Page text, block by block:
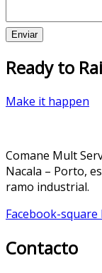
Ready to
Make it happen
Comane Mult
Nacala – Porto,
ramo industrial.
Facebook-square
Contacto